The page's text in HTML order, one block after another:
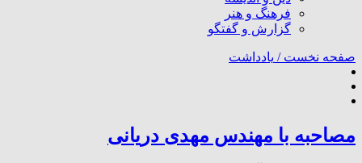
فرهنگ و هنر
گزارش و گفتگو
صفحه نخست / یادداشت
مصاحبه با مهندس مهدی دریانی